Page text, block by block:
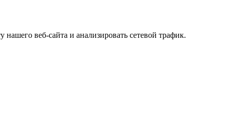
веб-сайта и анализировать сетевой трафик.